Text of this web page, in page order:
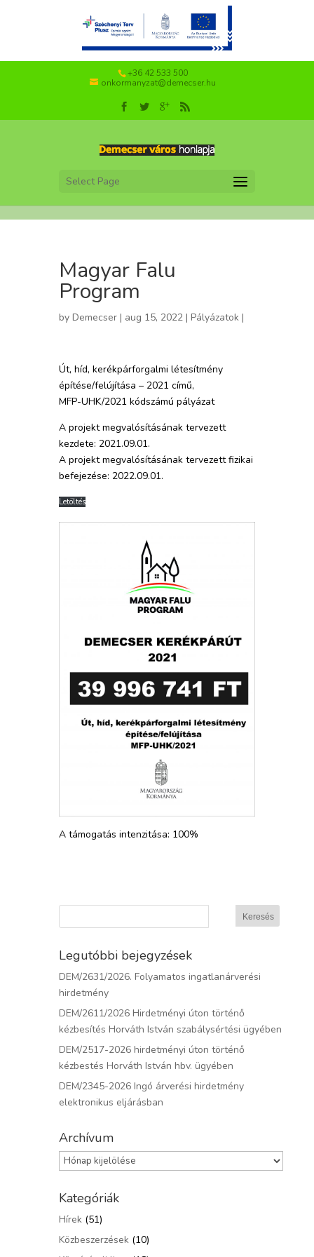
+36 42 533 500
onkormanyzat@demecser.hu
Select Page
Magyar Falu
Program
by Demecser | aug 15, 2022 | Pályázatok |
Út, híd, kerékpárforgalmi létesítmény
építése/felújítása – 2021 című,
MFP-UHK/2021 kódszámú pályázat
A projekt megvalósításának tervezett
kezdete: 2021.09.01.
A projekt megvalósításának tervezett fizikai
befejezése: 2022.09.01.
Letöltés
A támogatás intenzitása: 100%
Legutóbbi bejegyzések
DEM/2631/2026. Folyamatos ingatlanárverési
hirdetmény
DEM/2611/2026 Hirdetményi úton történő
kézbesítés Horváth István szabálysértési ügyében
DEM/2517-2026 hirdetményi úton történő
kézbestés Horváth István hbv. ügyében
DEM/2345-2026 Ingó árverési hirdetmény
elektronikus eljárásban
Archívum
Archívum
Kategóriák
Hírek (51)
Közbeszerzések (10)